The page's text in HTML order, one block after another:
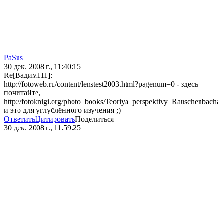
PaSus
30 дек. 2008 г., 11:40:15
Re[Вадим111]:
http://fotoweb.ru/content/lenstest2003.html?pagenum=0 - здесь
почитайте,
http://fotoknigi.org/photo_books/
и это для углублённого изучения ;)
ОтветитьЦитироватьПоделиться
30 дек. 2008 г., 11:59:25